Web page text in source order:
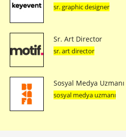
sr. graphic designer
Sr. Art Director
sr. art director
Sosyal Medya Uzmanı
sosyal medya uzmanı